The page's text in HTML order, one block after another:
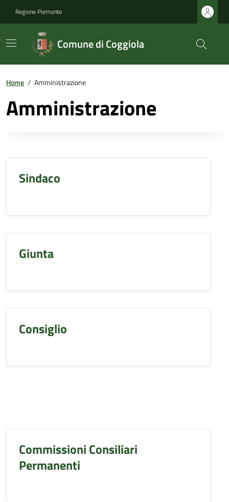
Regione Piemonte
Comune di Coggiola
Home / Amministrazione
Amministrazione
Sindaco
Giunta
Consiglio
Commissioni Consiliari
Permanenti